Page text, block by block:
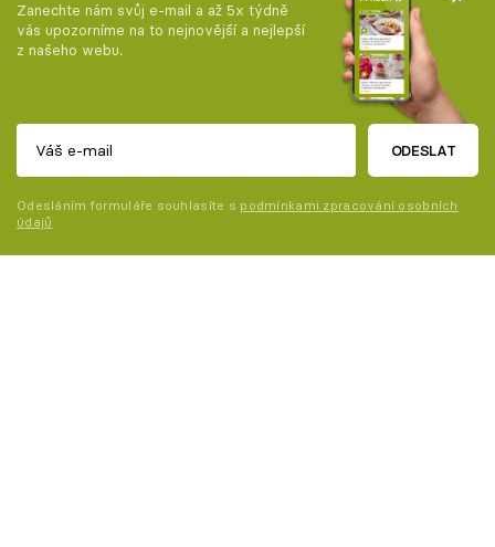
Zanechte nám svůj e-mail a až 5x týdně
vás upozorníme na to nejnovější a nejlepší
z našeho webu.
ODESLAT
Odesláním formuláře souhlasíte s podmínkami zpracování osobních
údajů